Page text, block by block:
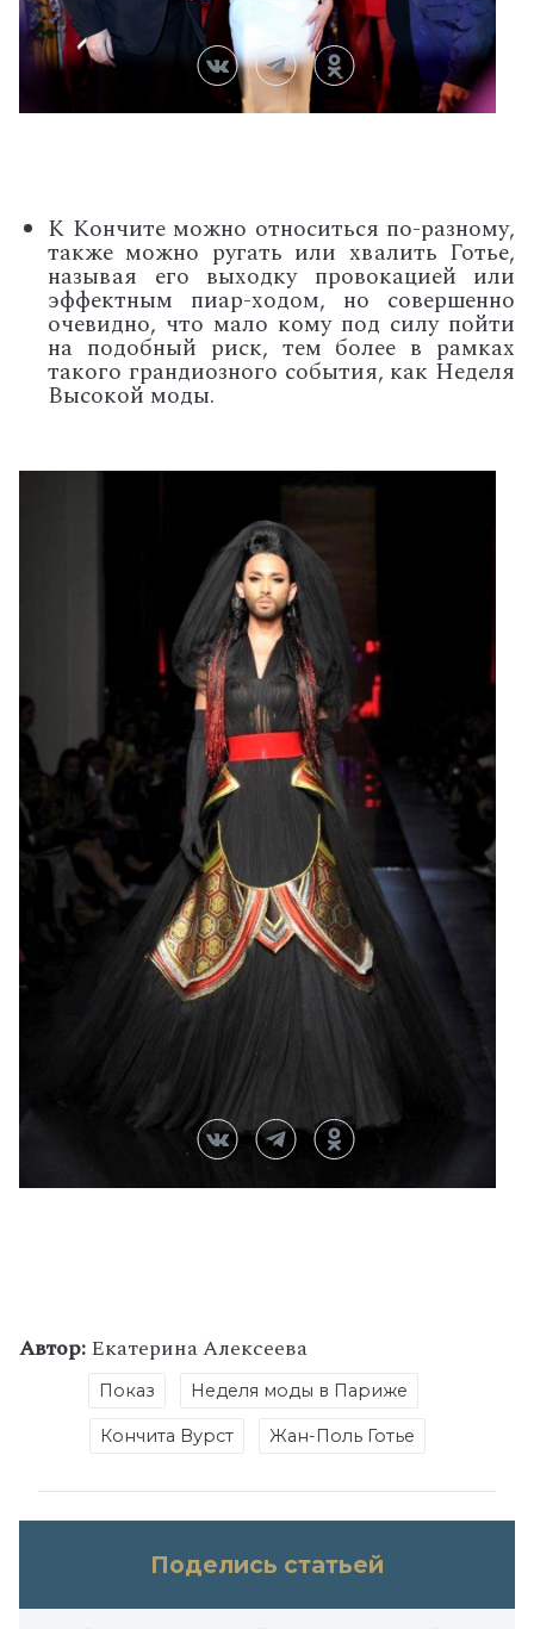
К Кончите можно относиться по-разному,
также можно ругать или хвалить Готье,
называя его выходку провокацией или
эффектным пиар-ходом, но совершенно
очевидно, что мало кому под силу пойти
на подобный риск, тем более в рамках
такого грандиозного события, как Неделя
Высокой моды.
Автор:Екатерина Алексеева
Показ Неделя моды в Париже
Кончита Вурст Жан-Поль Готье
Поделись статьей